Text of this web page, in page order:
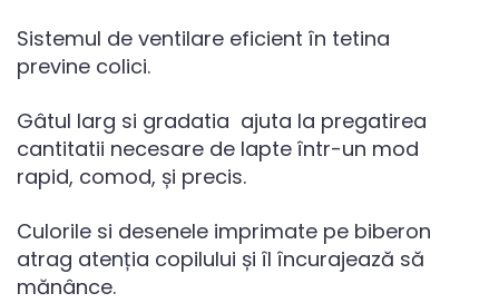
Sistemul de ventilare eficient în tetina
previne colici.
Gâtul larg si gradatia ajuta la pregatirea
cantitatii necesare de lapte într-un mod
rapid, comod, și precis.
Culorile si desenele imprimate pe biberon
atrag atenția copilului și îl încurajează să
mănânce.